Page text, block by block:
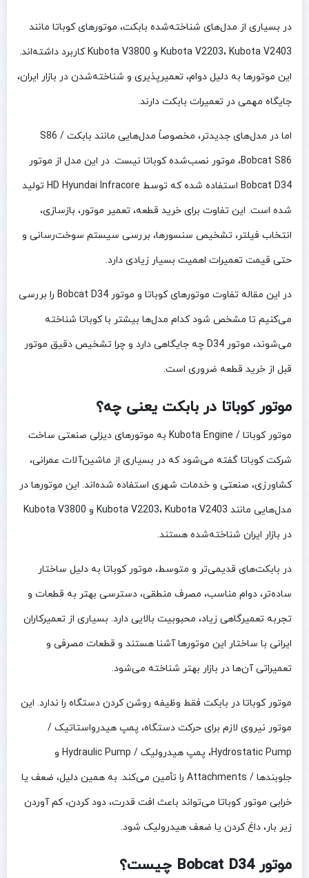
در بسیاری از مدل‌های شناخته‌شده بابکت، موتورهای کوباتا مانند
Kubota V2203، Kubota V2403 و Kubota V3800 کاربرد داشته‌اند.
این موتورها به دلیل دوام، تعمیرپذیری و شناخته‌شدن در بازار ایران،
جایگاه مهمی در تعمیرات بابکت دارند.
اما در مدل‌های جدیدتر، مخصوصاً مدل‌هایی مانند بابکت S86 /
Bobcat S86، موتور نصب‌شده کوباتا نیست. در این مدل از موتور
Bobcat D34 استفاده شده که توسط HD Hyundai Infracore تولید
شده است. این تفاوت برای خرید قطعه، تعمیر موتور، بازسازی،
انتخاب فیلتر، تشخیص سنسورها، بررسی سیستم سوخت‌رسانی و
حتی قیمت تعمیرات اهمیت بسیار زیادی دارد.
در این مقاله تفاوت موتورهای کوباتا و موتور Bobcat D34 را بررسی
می‌کنیم تا مشخص شود کدام مدل‌ها بیشتر با کوباتا شناخته
می‌شوند، موتور D34 چه جایگاهی دارد و چرا تشخیص دقیق موتور
قبل از خرید قطعه ضروری است.
موتور کوباتا در بابکت یعنی چه؟
موتور کوباتا / Kubota Engine به موتورهای دیزلی صنعتی ساخت
شرکت کوباتا گفته می‌شود که در بسیاری از ماشین‌آلات عمرانی،
کشاورزی، صنعتی و خدمات شهری استفاده شده‌اند. این موتورها در
مدل‌هایی مانند Kubota V2203، Kubota V2403 و Kubota V3800
در بازار ایران شناخته‌شده هستند.
در بابکت‌های قدیمی‌تر و متوسط، موتور کوباتا به دلیل ساختار
ساده‌تر، دوام مناسب، مصرف منطقی، دسترسی بهتر به قطعات و
تجربه تعمیرگاهی زیاد، محبوبیت بالایی دارد. بسیاری از تعمیرکاران
ایرانی با ساختار این موتورها آشنا هستند و قطعات مصرفی و
تعمیراتی آن‌ها در بازار بهتر شناخته می‌شود.
موتور کوباتا در بابکت فقط وظیفه روشن کردن دستگاه را ندارد. این
موتور نیروی لازم برای حرکت دستگاه، پمپ هیدرواستاتیک /
Hydrostatic Pump، پمپ هیدرولیک / Hydraulic Pump و
جلوبندها / Attachments را تأمین می‌کند. به همین دلیل، ضعف یا
خرابی موتور کوباتا می‌تواند باعث افت قدرت، دود کردن، کم آوردن
زیر بار، داغ کردن یا ضعف هیدرولیک شود.
موتور Bobcat D34 چیست؟